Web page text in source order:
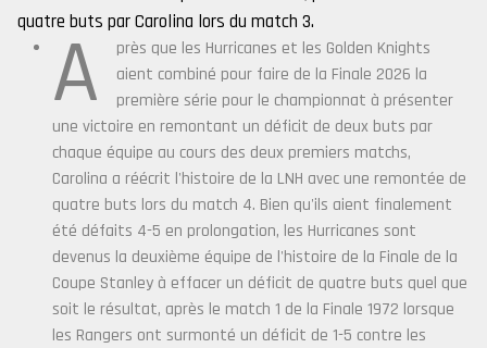
quatre buts par Carolina lors du match 3.
A
près que les Hurricanes et les Golden Knights
aient combiné pour faire de la Finale 2026 la
première série pour le championnat à présenter
une victoire en remontant un déficit de deux buts par
chaque équipe au cours des deux premiers matchs,
Carolina a réécrit l'histoire de la LNH avec une remontée de
quatre buts lors du match 4. Bien qu'ils aient finalement
été défaits 4-5 en prolongation, les Hurricanes sont
devenus la deuxième équipe de l'histoire de la Finale de la
Coupe Stanley à effacer un déficit de quatre buts quel que
soit le résultat, après le match 1 de la Finale 1972 lorsque
les Rangers ont surmonté un déficit de 1-5 contre les